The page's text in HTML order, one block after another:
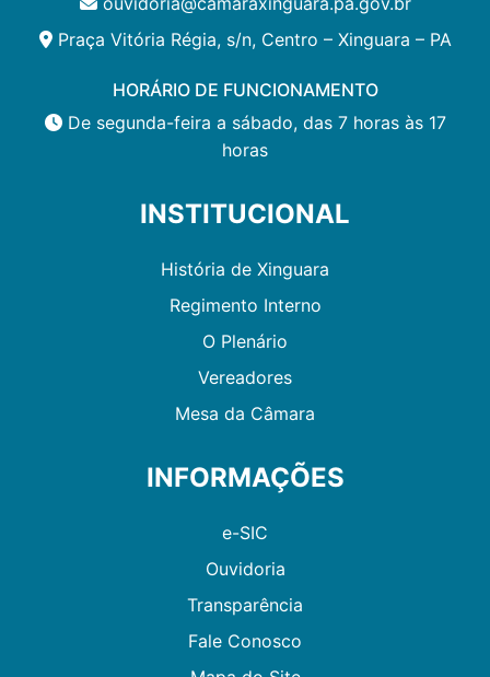
Praça Vitória Régia, s/n, Centro – Xinguara – PA
HORÁRIO DE FUNCIONAMENTO
De segunda-feira a sábado, das 7 horas às 17
horas
INSTITUCIONAL
História de Xinguara
Regimento Interno
O Plenário
Vereadores
Mesa da Câmara
INFORMAÇÕES
e-SIC
Ouvidoria
Transparência
Fale Conosco